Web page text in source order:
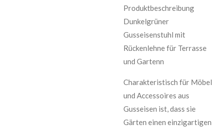
Produktbeschreibung
Dunkelgrüner
Gusseisenstuhl mit
Rückenlehne für Terrasse
und Gartenn
Charakteristisch für Möbel
und Accessoires aus
Gusseisen ist, dass sie
Gärten einen einzigartigen